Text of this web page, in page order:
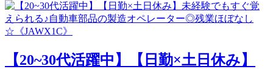
【20~30代活躍中】【日勤×土日休み】